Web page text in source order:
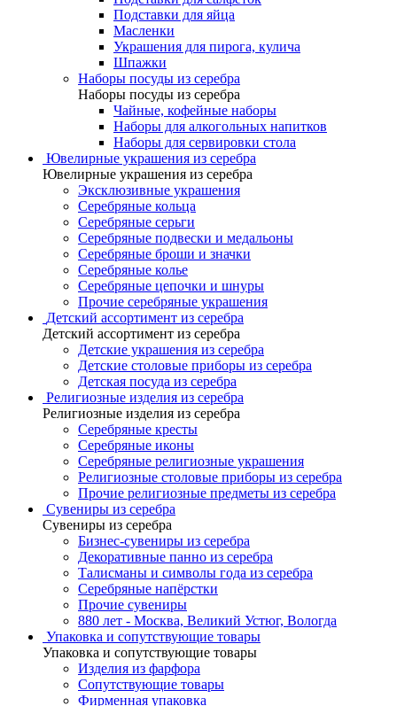
Подставки для яйца
Масленки
Украшения для пирога, кулича
Шпажки
Наборы посуды из серебра
Наборы посуды из серебра
Чайные, кофейные наборы
Наборы для алкогольных напитков
Наборы для сервировки стола
Ювелирные украшения из серебра
Ювелирные украшения из серебра
Эксклюзивные украшения
Серебряные кольца
Серебряные серьги
Серебряные подвески и медальоны
Серебряные броши и значки
Серебряные колье
Серебряные цепочки и шнуры
Прочие серебряные украшения
Детский ассортимент из серебра
Детский ассортимент из серебра
Детские украшения из серебра
Детские столовые приборы из серебра
Детская посуда из серебра
Религиозные изделия из серебра
Религиозные изделия из серебра
Серебряные кресты
Серебряные иконы
Серебряные религиозные украшения
Религиозные столовые приборы из серебра
Прочие религиозные предметы из серебра
Сувениры из серебра
Сувениры из серебра
Бизнес-сувениры из серебра
Декоративные панно из серебра
Талисманы и символы года из серебра
Серебряные напёрстки
Прочие сувениры
880 лет - Москва, Великий Устюг, Вологда
Упаковка и сопутствующие товары
Упаковка и сопутствующие товары
Изделия из фарфора
Сопутствующие товары
Фирменная упаковка